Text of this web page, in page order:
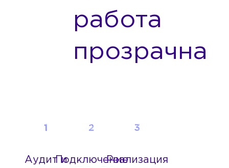
работа
прозрачна
Аудит иПодключениеРеализация